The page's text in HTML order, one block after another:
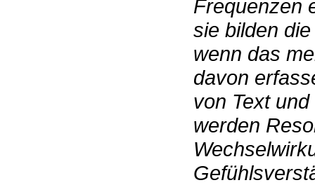
Frequenzen
sie bilden
wenn das
davon
von Text
werden